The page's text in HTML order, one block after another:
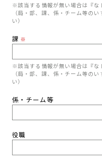
※該当する情報が無い場合は『な
（局・部、課、係・チーム等の
い）
課 ※
※該当する情報が無い場合は『な
（局・部、課、係・チーム等の
い）
係・チーム等
役職